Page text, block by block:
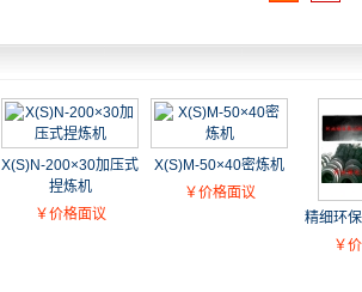
X(S)N-200×30加压式
捏炼机
￥价格面议
X(S)M-50×40密炼机
￥价格面议
精细环
￥